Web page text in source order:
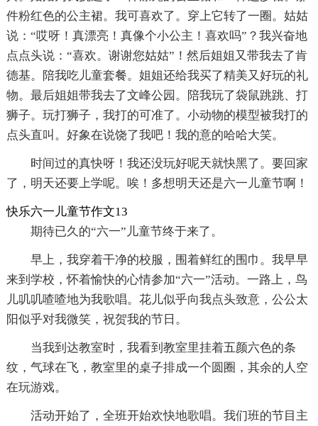
件粉红色的公主裙。我可喜欢了。穿上它转了一圈。姑姑
说：“哎呀！真漂亮！真像个小公主！喜欢吗”？我兴奋地
点点头说：“喜欢。谢谢您姑姑”！然后姐姐又带我去了肯
德基。陪我吃儿童套餐。姐姐还给我买了精美又好玩的礼
物。最后姐姐带我去了文峰公园。陪我玩了袋鼠跳跳、打
狮子。玩打狮子，我打的可准了。小动物的模型被我打的
点头直叫。好象在说饶了我吧！我的意的哈哈大笑。
时间过的真快呀！我还没玩好呢天就快黑了。要回家
了，明天还要上学呢。唉！多想明天还是六一儿童节啊！
快乐六一儿童节作文13
期待已久的“六一”儿童节终于来了。
早上，我穿着干净的校服，围着鲜红的围巾。我早早
来到学校，怀着愉快的心情参加“六一”活动。一路上，鸟
儿叽叽喳喳地为我歌唱。花儿似乎向我点头致意，公公太
阳似乎对我微笑，祝贺我的节日。
当我到达教室时，我看到教室里挂着五颜六色的条
纹，气球在飞，教室里的桌子排成一个圆圈，其余的人空
在玩游戏。
活动开始了，全班开始欢快地歌唱。我们班的节目主